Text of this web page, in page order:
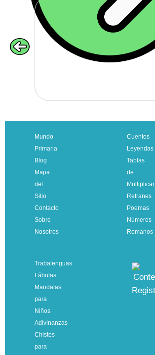
Mundo
Primaria
Blog
Mapa
del
Sitio
Contacto
Sobre
Nosotros
Cuentos
Leyendas
Tablas
de
Multiplicar
Refranes
Poemas
Números
Romanos
Trabalenguas
Fábulas
Mandalas
para
Niños
Adivinanzas
Chistes
para